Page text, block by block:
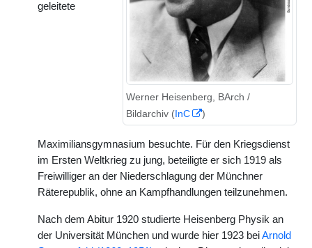
Werner Heisenberg, BArch /
Bildarchiv (InC )
geleitete
Maximiliansgymnasium besuchte. Für den Kriegsdienst
im Ersten Weltkrieg zu jung, beteiligte er sich 1919 als
Freiwilliger an der Niederschlagung der Münchner
Räterepublik, ohne an Kampfhandlungen teilzunehmen.
Nach dem Abitur 1920 studierte Heisenberg Physik an
der Universität München und wurde hier 1923 beiArnold